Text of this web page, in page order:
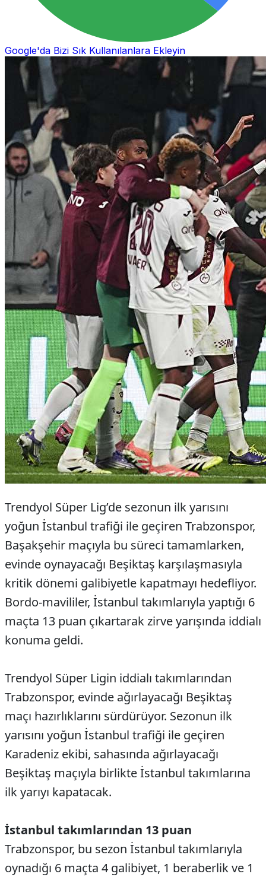
Google'da Bizi Sık Kullanılanlara Ekleyin
Trendyol Süper Lig’de sezonun ilk yarısını
yoğun İstanbul trafiği ile geçiren Trabzonspor,
Başakşehir maçıyla bu süreci tamamlarken,
evinde oynayacağı Beşiktaş karşılaşmasıyla
kritik dönemi galibiyetle kapatmayı hedefliyor.
Bordo-mavililer, İstanbul takımlarıyla yaptığı 6
maçta 13 puan çıkartarak zirve yarışında iddialı
konuma geldi.
Trendyol Süper Ligin iddialı takımlarından
Trabzonspor, evinde ağırlayacağı Beşiktaş
maçı hazırlıklarını sürdürüyor. Sezonun ilk
yarısını yoğun İstanbul trafiği ile geçiren
Karadeniz ekibi, sahasında ağırlayacağı
Beşiktaş maçıyla birlikte İstanbul takımlarına
ilk yarıyı kapatacak.
İstanbul takımlarından 13 puan
Trabzonspor, bu sezon İstanbul takımlarıyla
oynadığı 6 maçta 4 galibiyet, 1 beraberlik ve 1